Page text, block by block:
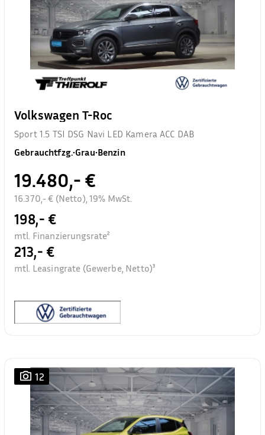
Volkswagen T-Roc
Sport 1.5 TSI DSG Navi LED Kamera ACC DAB
Gebrauchtfzg.•Grau•Benzin
19.480,- €
16.370,- € (Netto), 19% MwSt.
198,- €
mtl. Finanzierungsrate²
213,- €
mtl. Leasingrate (Gewerbe, Netto)³
12